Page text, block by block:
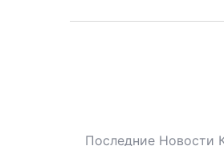
Последние Новости